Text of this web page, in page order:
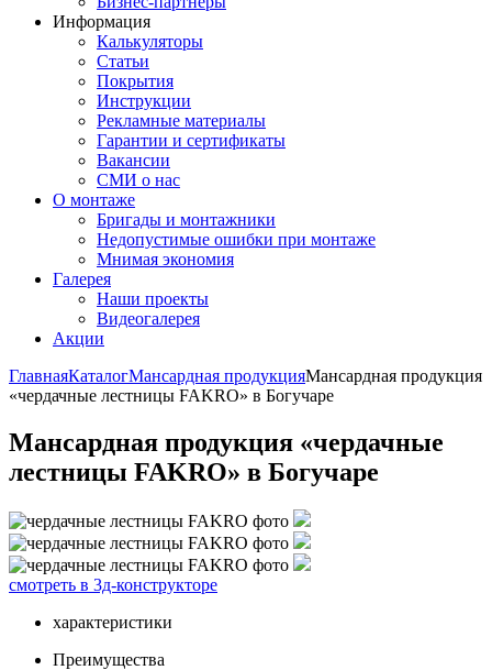
Информация
Калькуляторы
Статьи
Покрытия
Инструкции
Рекламные материалы
Гарантии и сертификаты
Вакансии
СМИ о нас
О монтаже
Бригады и монтажники
Недопустимые ошибки при монтаже
Мнимая экономия
Галерея
Наши проекты
Видеогалерея
Акции
ГлавнаяКаталогМансардная продукцияМансардная продукция
«чердачные лестницы FAKRO» в Богучаре
Мансардная продукция «чердачные
лестницы FAKRO» в Богучаре
смотреть в 3д-конструкторе
характеристики
Преимущества